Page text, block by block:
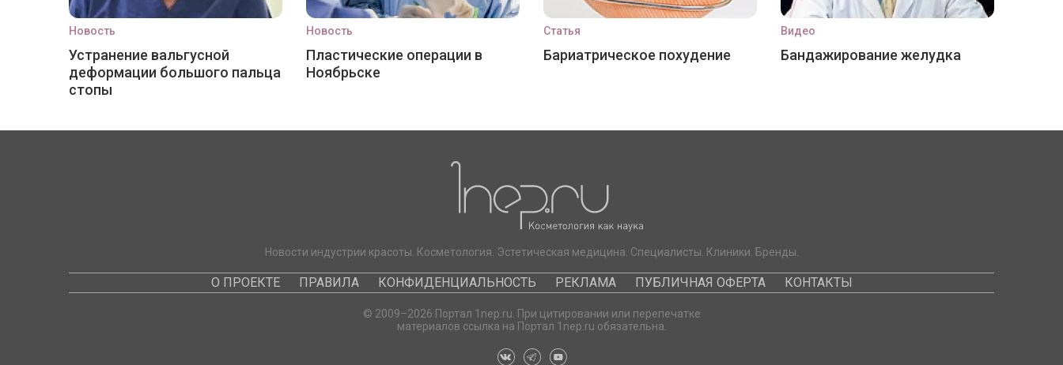
Новость
Устранение вальгусной
деформации большого пальца
стопы
Новость
Пластические операции в
Ноябрьске
Статья
Бариатрическое похудение
Видео
Бандажирование желудка
Новости индустрии красоты. Косметология. Эстетическая медицина. Специалисты. Клиники. Бренды.
О ПРОЕКТЕ ПРАВИЛА КОНФИДЕНЦИАЛЬНОСТЬ РЕКЛАМА ПУБЛИЧНАЯ ОФЕРТА КОНТАКТЫ
© 2009–2026 Портал 1nep.ru. При цитировании или перепечатке
материалов ссылка на Портал 1nep.ru обязательна.